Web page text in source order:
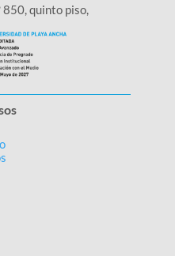
850, quinto piso,